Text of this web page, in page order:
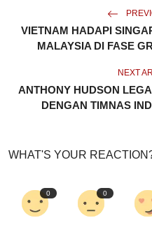
VIETNAM HADAPI
MALAYSIA DI FASE
NEXT
ANTHONY HUDSON
DENGAN TIMNAS
WHAT'S YOUR
0 0